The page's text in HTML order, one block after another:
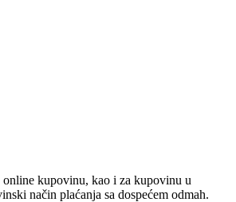
online kupovinu, kao i za kupovinu u
način plaćanja sa dospećem odmah.